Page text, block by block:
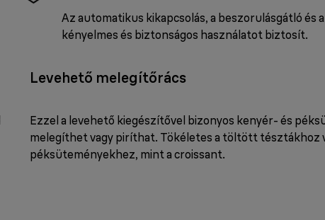
Az automatikus kikapcsolás, a beszorulásgátló és
kényelmes és biztonságos használatot biztosít.
Levehető melegítőrács
Ezzel a levehető kiegészítővel bizonyos kenyér- és
melegíthet vagy piríthat. Tökéletes a töltött tésztákhoz
péksüteményekhez, mint a croissant.